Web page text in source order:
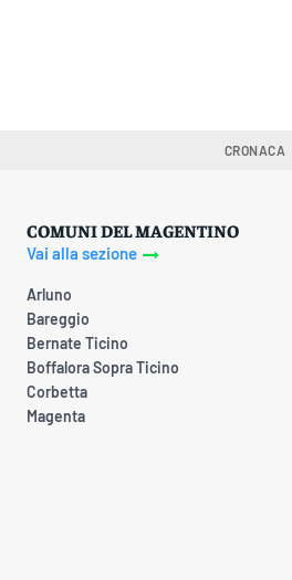
CRONACA
COMUNI DEL MAGENTINO
Vai alla sezione
Arluno
Bareggio
Bernate Ticino
Boffalora Sopra Ticino
Corbetta
Magenta